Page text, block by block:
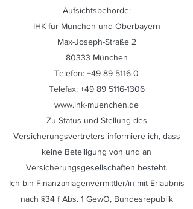
Aufsichtsbehörde:
IHK für München und Oberbayern
Max-Joseph-Straße 2
80333 München
Telefon: +49 89 5116-0
Telefax: +49 89 5116-1306
www.ihk-muenchen.de
Zu Status und Stellung des
Versicherungsvertreters informiere ich, dass
keine Beteiligung von und an
Versicherungsgesellschaften besteht.
Ich bin Finanzanlagenvermittler/in mit Erlaubnis
nach §34 f Abs. 1 GewO, Bundesrepublik